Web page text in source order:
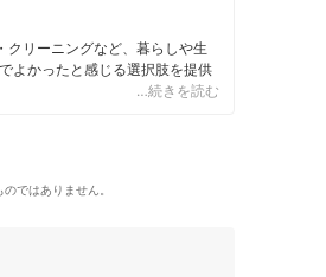
クリーニングなど、暮らしや生
よかったと感じる選択肢を提供
…続きを読む
ではありません。